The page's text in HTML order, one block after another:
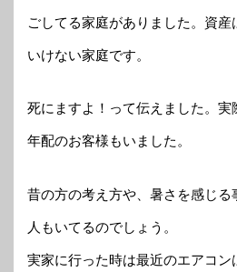
ごしてる家庭がありました。資産
いけない家庭です。
死にますよ！って伝えました。実
年配のお客様もいました。
昔の方の考え方や、暑さを感じる
人もいてるのでしょう。
実家に行った時は最近のエアコ